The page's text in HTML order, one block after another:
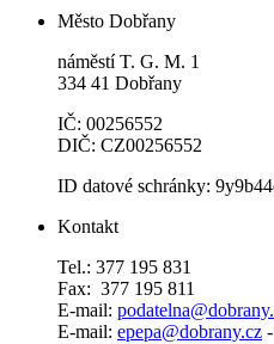
Město Dobřany
náměstí T. G. M. 1
334 41 Dobřany
IČ: 00256552
DIČ: CZ00256552
ID datové schránky:
Kontakt
Tel.: 377 195 831
Fax: 377 195 811
E-mail:
E-mail: epepa@dobrany.cz